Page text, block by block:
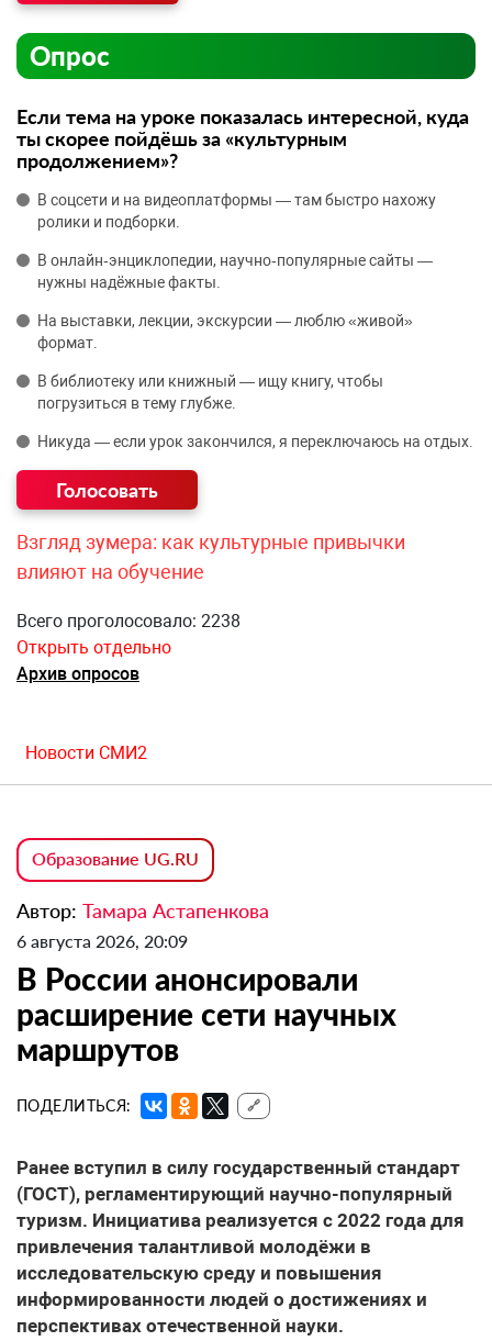
Опрос
Если тема на уроке показалась интересной, куда
ты скорее пойдёшь за «культурным
продолжением»?
В соцсети и на видеоплатформы — там быстро нахожу
ролики и подборки.
В онлайн‑энциклопедии, научно‑популярные сайты —
нужны надёжные факты.
На выставки, лекции, экскурсии — люблю «живой»
формат.
В библиотеку или книжный — ищу книгу, чтобы
погрузиться в тему глубже.
Никуда — если урок закончился, я переключаюсь на отдых.
Взгляд зумера: как культурные привычки
влияют на обучение
Всего проголосовало: 2238
Открыть отдельно
Архив опросов
Новости СМИ2
Образование UG.RU
Автор: Тамара Астапенкова
6 августа 2026, 20:09
В России анонсировали
расширение сети научных
маршрутов
ПОДЕЛИТЬСЯ: 🔗
Ранее вступил в силу государственный стандарт
(ГОСТ), регламентирующий научно-популярный
туризм. Инициатива реализуется с 2022 года для
привлечения талантливой молодёжи в
исследовательскую среду и повышения
информированности людей о достижениях и
перспективах отечественной науки.